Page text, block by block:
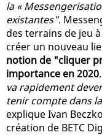
la «
existantes".
des terrains de jeu
créer un nouveau
notion de "cliquer
importance en 2020.
va rapidement
tenir compte dans
explique Ivan
création de BETC